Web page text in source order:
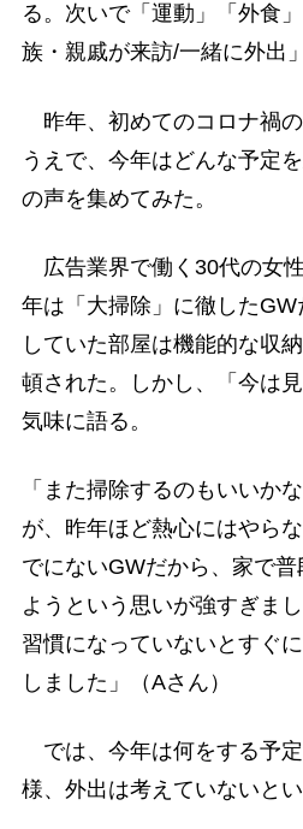
る。次いで「運動」「外食
族・親戚が来訪/一緒に外出
昨年、初めてのコロナ禍
うえで、今年はどんな予定
の声を集めてみた。
広告業界で働く30代の女
年は「大掃除」に徹した
していた部屋は機能的な収
頓された。しかし、「今は
気味に語る。
「また掃除するのもいいか
が、昨年ほど熱心にはやら
でにないGWだから、家で
ようという思いが強すぎま
習慣になっていないとすぐ
しました」（Aさん）
では、今年は何をする予
様、外出は考えていないとい